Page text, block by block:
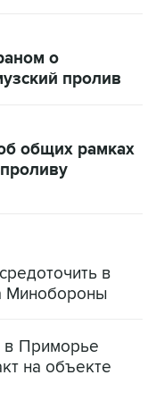
о
пролив
общих рамках
в
Минобороны
Приморье
на объекте